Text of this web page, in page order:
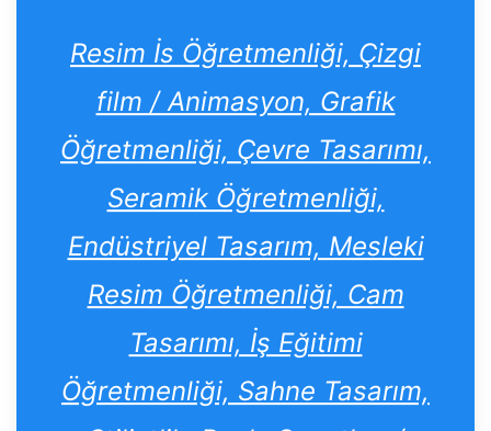
Resim İs Öğretmenliği, Çizgi
film / Animasyon, Grafik
Öğretmenliği, Çevre Tasarımı,
Seramik Öğretmenliği,
Endüstriyel Tasarım, Mesleki
Resim Öğretmenliği, Cam
Tasarımı, İş Eğitimi
Öğretmenliği, Sahne Tasarım,